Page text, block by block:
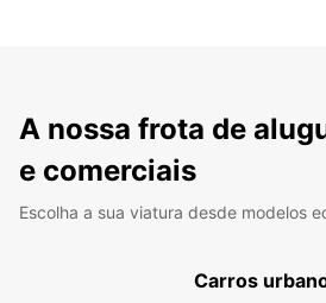
A nossa frota de
e comerciais
Escolha a sua viatura desde modelos
Carros